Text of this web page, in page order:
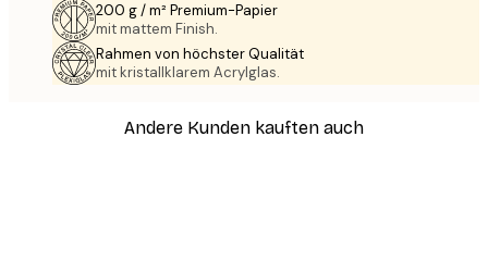
200 g / m² Premium-Papier
mit mattem Finish.
Rahmen von höchster Qualität
mit kristallklarem Acrylglas.
Andere Kunden kauften auch